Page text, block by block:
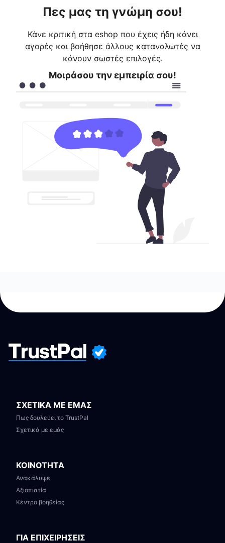
Πες μας τη γνώμη σου!
Κάνε κριτική στα eshop που έχεις ήδη κάνει
αγορές και βοήθησε άλλους καταναλωτές να
κάνουν σωστές επιλογές.
Μοιράσου την εμπειρία σου!
ΣΧΕΤΙΚΑ ΜΕ ΕΜΑΣ
Πως δουλεύει το TrustPal
Σχετικά με εμάς
ΚΟΙΝΟΤΗΤΑ
Ανακάλυψε
Αξιοπιστία
Κέντρο βοηθείας
ΓΙΑ ΕΠΙΧΕΙΡΗΣΕΙΣ